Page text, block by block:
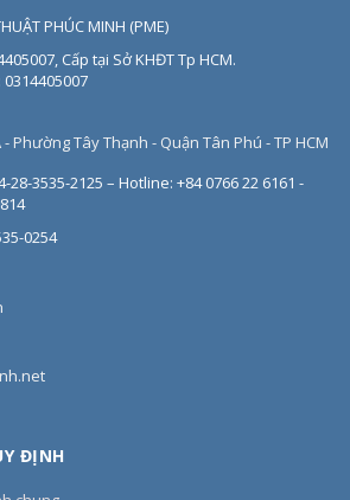
PHÚC MINH (PME)
Cấp tại Sở KHĐT Tp HCM.
Phường Tây Thạnh - Quận Tân Phú - TP HCM
28-3535-2125 – Hotline: +84 0766 22 6161 -
0254
ĐỊNH